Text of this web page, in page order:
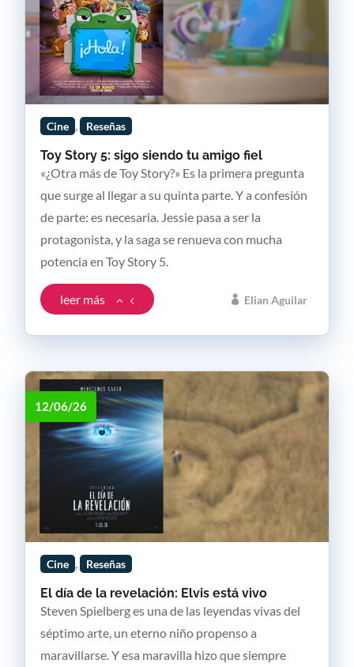
Toy Story 5: sigo siendo tu amigo fiel
Elian Aguilar
Cine Reseñas
«¿Otra más de Toy Story?» Es la primera pregunta
que surge al llegar a su quinta parte. Y a confesión
de parte: es necesaria. Jessie pasa a ser la
protagonista, y la saga se renueva con mucha
potencia en Toy Story 5.
leer más
El día de la revelación: Elvis está vivo
12/06/26
Cine Reseñas
Steven Spielberg es una de las leyendas vivas del
séptimo arte, un eterno niño propenso a
maravillarse. Y esa maravilla hizo que siempre